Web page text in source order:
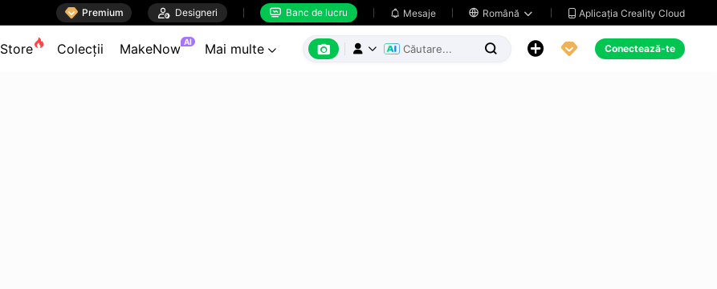
 Premium  Designeri  Banc de lucru  Mesaje  Română   Aplicația Creality Cloud
Store Colecții MakeNow AI Mai multe        Conectează-te